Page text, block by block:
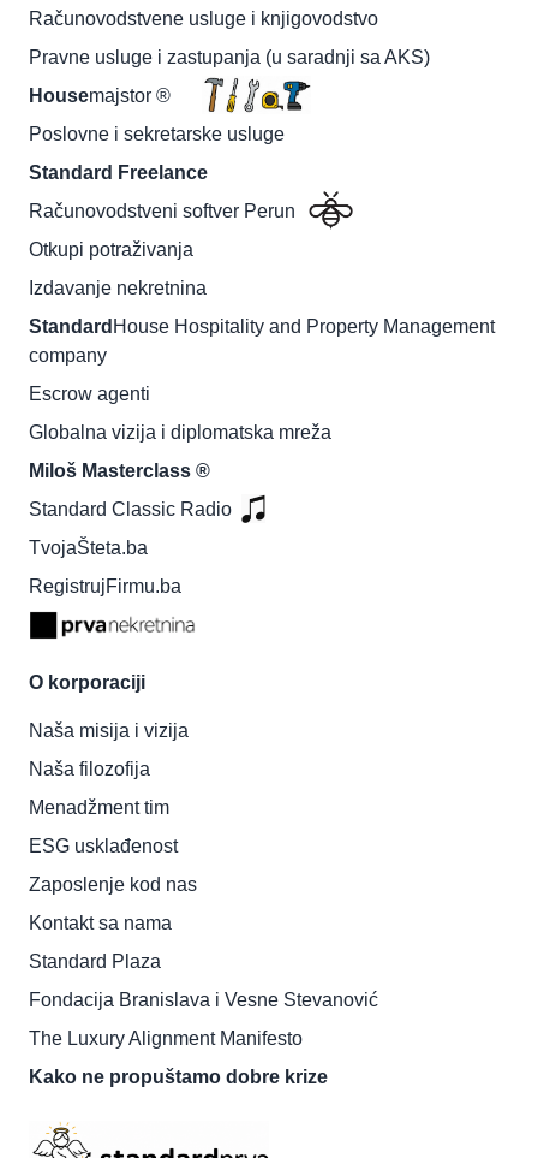
Računovodstvene usluge i knjigovodstvo
Pravne usluge i zastupanja (u saradnji sa AKS)
Housemajstor ®
Poslovne i sekretarske usluge
Standard Freelance
Računovodstveni softver Perun
Otkupi potraživanja
Izdavanje nekretnina
Standard House Hospitality and Property Management
company
Escrow agenti
Globalna vizija i diplomatska mreža
Miloš Masterclass ®
Standard Classic Radio
TvojaŠteta.ba
RegistrujFirmu.ba
O korporaciji
Naša misija i vizija
Naša filozofija
Menadžment tim
ESG usklađenost
Zaposlenje kod nas
Kontakt sa nama
Standard Plaza
Fondacija Branislava i Vesne Stevanović
The Luxury Alignment Manifesto
Kako ne propuštamo dobre krize